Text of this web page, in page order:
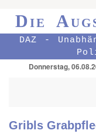
Die
DAZ -
Donnerstag,
Gribls